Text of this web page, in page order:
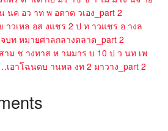
นค อว าท พ อตาต วเอง_part 2
าวเหล อส งแชร 2 ป ท าวแชร อ างล
บท หมายศาลกลางตลาด_part 2
าม ช างทาส ห ามมาร บ 10 ป ว นท เพ
เอาโฉนดบ านหล งท 2 มาวาง_part 2